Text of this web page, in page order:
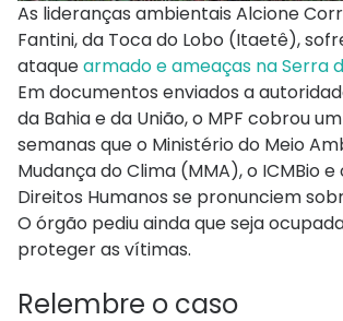
As lideranças ambientais Alcione
Fantini, da Toca do Lobo (Itaetê),
ataquearmado e ameaças na Serra
Em documentos enviados a
da Bahia e da União, o MPF cobrou
semanas que o Ministério do Meio
Mudança do Clima (MMA), o ICMBio
Direitos Humanos se pronunciem
O órgão pediu ainda que seja
proteger as vítimas.
Relembre o caso